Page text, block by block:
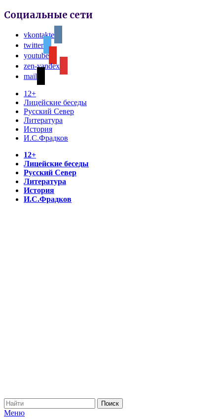
Социальные сети
vkontakte
twitter
youtube
zen-yandex
mail
12+
Лицейские беседы
Русский Север
Литература
История
И.С.Фрадков
12+
Лицейские беседы
Русский Север
Литература
История
И.С.Фрадков
Меню